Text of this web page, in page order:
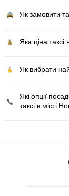
Як замовити
Яка ціна таксі
Як вибрати
Які опції
таксі в місті